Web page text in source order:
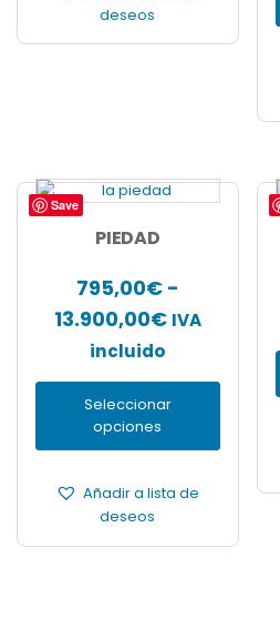
deseos
Save
PIEDAD
795,00€ -
13.900,00€Rango
precios:
desde
795,00€
13.900,00€
IVA
incluido
Seleccionar
opciones
Este
producto
múltiples
variantes.
Las
opciones
pueden
la
producto
Añadir a lista de
deseos